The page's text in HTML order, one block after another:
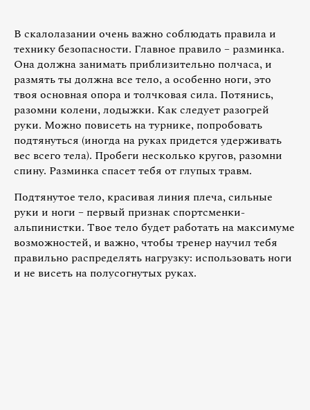
В скалолазании очень важно соблюдать правила и
технику безопасности. Главное правило – разминка.
Она должна занимать приблизительно полчаса, и
размять ты должна все тело, а особенно ноги, это
твоя основная опора и толчковая сила. Потянись,
разомни колени, лодыжки. Как следует разогрей
руки. Можно повисеть на турнике, попробовать
подтянуться (иногда на руках придется удерживать
вес всего тела). Пробеги несколько кругов, разомни
спину. Разминка спасет тебя от глупых травм.
Подтянутое тело, красивая линия плеча, сильные
руки и ноги – первый признак спортсменки-
альпинистки. Твое тело будет работать на максимуме
возможностей, и важно, чтобы тренер научил тебя
правильно распределять нагрузку: использовать ноги
и не висеть на полусогнутых руках.